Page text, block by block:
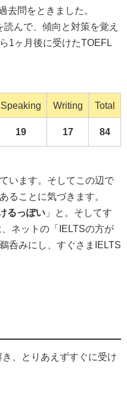
去問をときました。
んで、傾向と対策を覚え
1ヶ月後に受けたTOEFL
Speaking Writing Total
19 17 84
います。そしてこの辺で
ることに気づきます。
るっぽい 」と。そしてす
ネットの「IELTSの方が
呑みにし、すぐさまIELTS
、とりあえずすぐに受け